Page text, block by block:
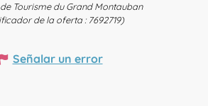
Tourisme du Grand Montauban
de la oferta : 7692719)
Señalar un error